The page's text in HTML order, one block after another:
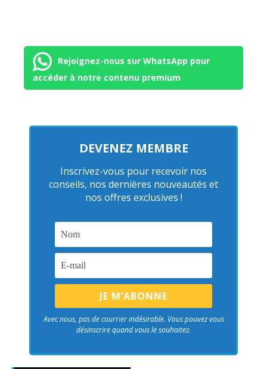
Rejoignez-nous sur WhatsApp pour
accéder à notre contenu premium
DEVENEZ MEMBRE
Inscrivez-vous pour recevoir nos
conseils, nos dernières nouveautés et
nos offres exclusives !
Avec nous, pas de courrier indésirable. Vous pouvez vous
désinscrire quand vous le souhaitez.